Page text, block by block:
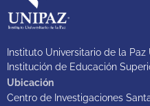
Instituto Universitario de la Paz
Institución de Educación
Ubicación
Centro de Investigaciones